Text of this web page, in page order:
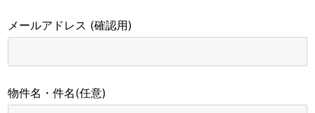
メールアドレス (確認用)
物件名・件名(任意)